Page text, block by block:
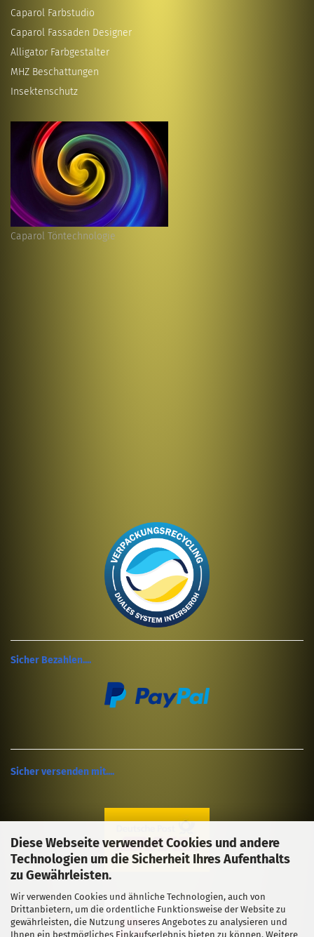
Diese Webseite verwendet Cookies und andere
Technologien um die Sicherheit Ihres Aufenthalts
zu Gewährleisten.
Wir verwenden Cookies und ähnliche Technologien, auch von
Drittanbietern, um die ordentliche Funktionsweise der Website zu
gewährleisten, die Nutzung unseres Angebotes zu analysieren und
Ihnen ein bestmögliches Einkaufserlebnis bieten zu können. Weitere
Caparol Farbstudio
Caparol Fassaden Designer
Alligator Farbgestalter
MHZ Beschattungen
Insektenschutz
Caparol Töntechnologie
Sicher Bezahlen....
Sicher versenden mit....